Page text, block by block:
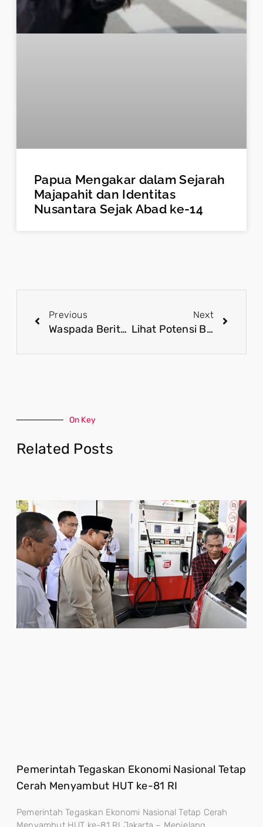
Papua Mengakar dalam Sejarah
Majapahit dan Identitas
Nusantara Sejak Abad ke-14
Previous
Waspada Berita Hoaks dan Provokasi Tentang Investasi di Blok Wabu Papua
Next
Lihat Potensi Besar Keberhasilan Program bagi Pemuda, Pj Bupati Nagan Raya Dukung Penuh AMANAH
On Key
Related Posts
Pemerintah Tegaskan Ekonomi Nasional Tetap
Cerah Menyambut HUT ke-81 RI
Pemerintah Tegaskan Ekonomi Nasional Tetap Cerah